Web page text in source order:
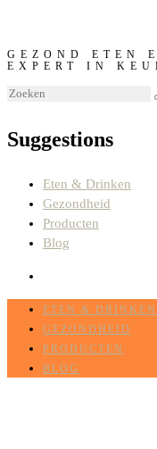
GEZOND ETEN
EXPERT IN
Suggestions
Eten & Drinken
Gezondheid
Producten
Blog
ETEN & DRINKEN
GEZONDHEID
PRODUCTEN
BLOG